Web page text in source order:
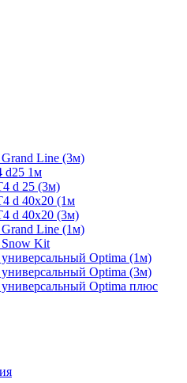
Grand Line (3м)
d25 1м
d 25 (3м)
d 40х20 (1м
d 40х20 (3м)
Grand Line (1м)
Snow Kit
Optima (1м)
Optima (3м)
универсальный Optima плюс